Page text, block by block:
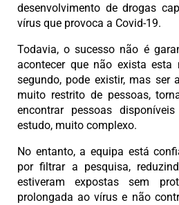
desenvolvimento de drogas
vírus que provoca a Covid-19.
Todavia, o sucesso não é
acontecer que não exista esta
segundo, pode existir, mas ser
muito restrito de pessoas,
encontrar pessoas
estudo, muito complexo.
No entanto, a equipa está
por filtrar a pesquisa,
estiveram expostas sem
prolongada ao vírus e não